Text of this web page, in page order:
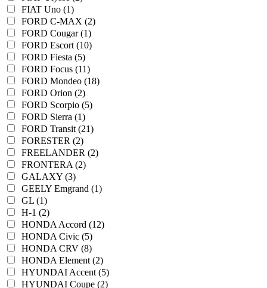
FIAT Uno (1)
FORD C-MAX (2)
FORD Cougar (1)
FORD Escort (10)
FORD Fiesta (5)
FORD Focus (11)
FORD Mondeo (18)
FORD Orion (2)
FORD Scorpio (5)
FORD Sierra (1)
FORD Transit (21)
FORESTER (2)
FREELANDER (2)
FRONTERA (2)
GALAXY (3)
GEELY Emgrand (1)
GL (1)
H-1 (2)
HONDA Accord (12)
HONDA Civic (5)
HONDA CRV (8)
HONDA Element (2)
HYUNDAI Accent (5)
HYUNDAI Coupe (2)